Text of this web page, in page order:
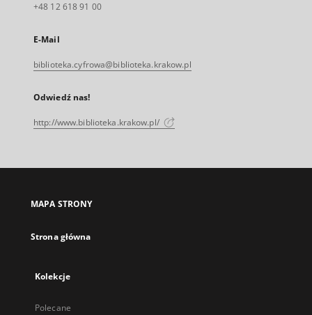
+48 12 618 91 00
E-Mail
biblioteka.cyfrowa@biblioteka.krakow.pl
Odwiedź nas!
http://www.biblioteka.krakow.pl/
MAPA STRONY
Strona główna
Kolekcje
Polecane